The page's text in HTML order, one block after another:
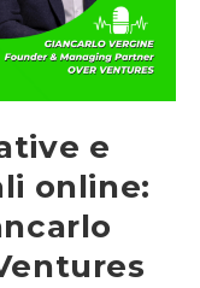
e
online: